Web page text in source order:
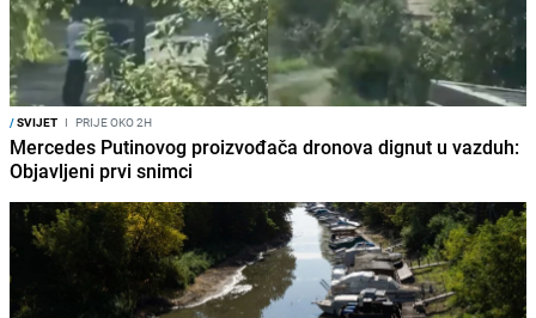
/SVIJET I PRIJE OKO 2H
Mercedes Putinovog proizvođača dronova dignut u vazduh:
Objavljeni prvi snimci